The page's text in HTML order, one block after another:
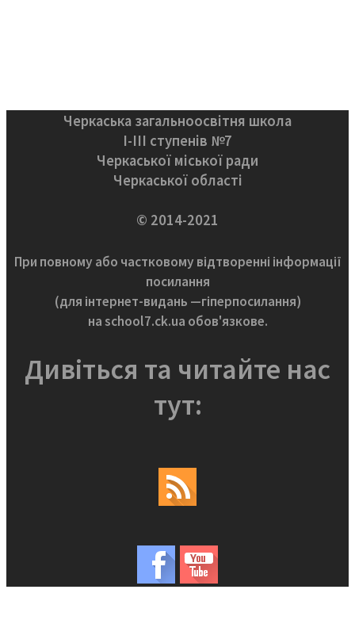
Черкаська загальноосвітня школа
І-ІІІ ступенів №7
Черкаської міської ради
Черкаської області
© 2014-2021
При повному або частковому відтворенні інформації
посилання
(для інтернет-видань —гіперпосилання)
на school7.ck.ua обов'язкове.
Дивіться та читайте нас
тут: